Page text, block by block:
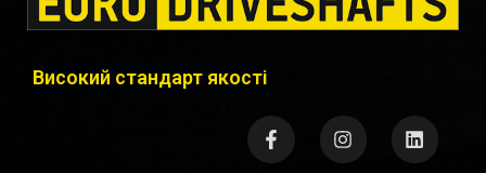
Високий стандарт якості